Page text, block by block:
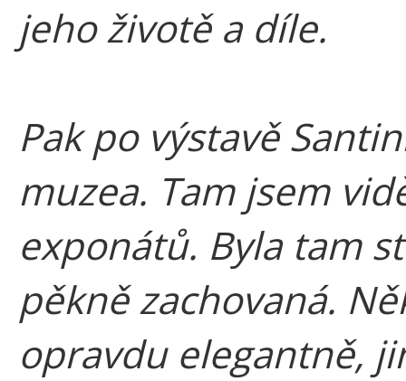
jeho životě a díle.
Pak po výstavě
muzea. Tam jsem
exponátů. Byla tam
pěkně zachovaná.
opravdu elegantně,